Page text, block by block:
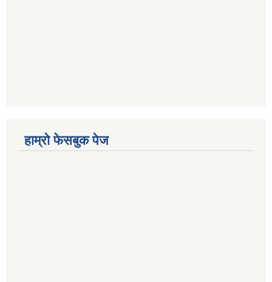
हाम्रो फेसबुक पेज